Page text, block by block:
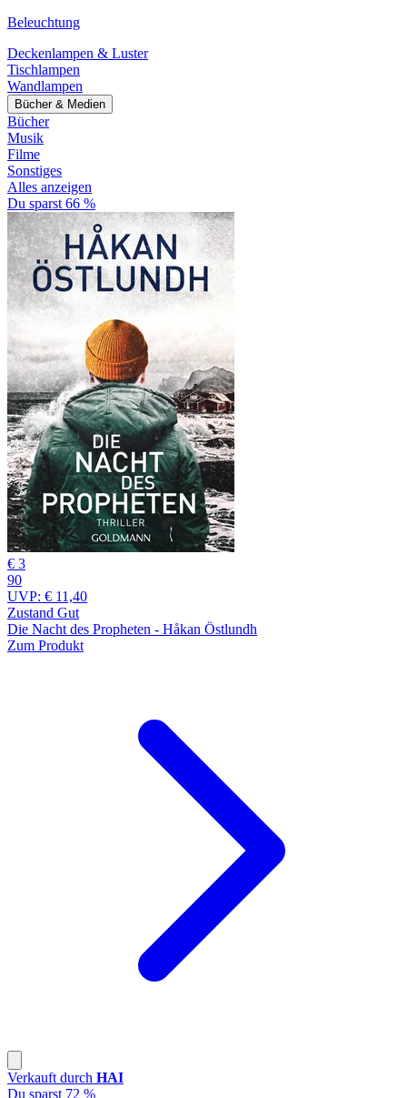
Beleuchtung
Deckenlampen & Luster
Tischlampen
Wandlampen
Bücher & Medien
Bücher
Musik
Filme
Sonstiges
Alles anzeigen
Du sparst 66 %
€ 3
90
UVP: € 11,40
Zustand Gut
Die Nacht des Propheten - Håkan Östlundh
Zum Produkt
Verkauft durch HAI
Du sparst 72 %